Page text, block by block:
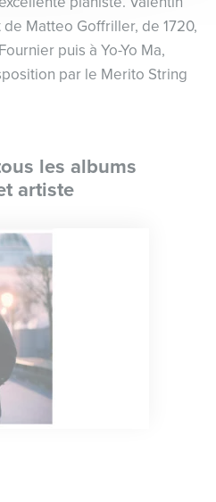
Matteo Goffriller, de 1720,
puis à Yo-Yo Ma,
par le Merito String
les albums
artiste